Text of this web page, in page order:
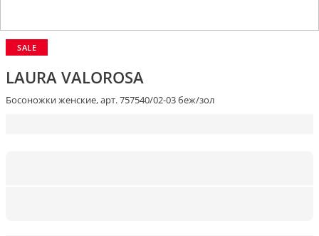
SALE
LAURA VALOROSA
Босоножки женские, арт. 757540/02-03 беж/зол